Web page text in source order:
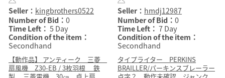
Seller： kingbrothers0522
Number of Bid： 0
Time Left： 5 Day
Condition of the item：
Secondhand
【動作品】 アンティーク 三菱
扇風機 Z30-EB / 3枚羽根 鉄
Seller： hmdj12987
Number of Bid： 0
Time Left： 7 Day
Condition of the item：
Secondhand
タイプライター PERKINS
BRAILLER/パーキンスブレーラー